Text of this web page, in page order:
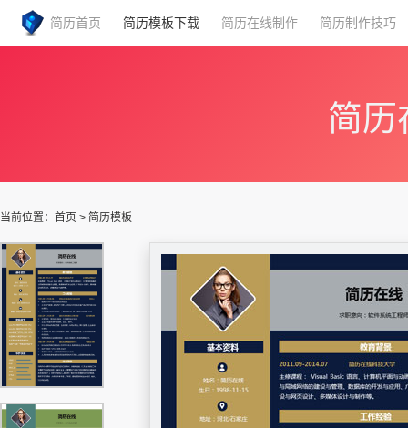
简历首页 简历模板下载 简历在线制作 简历制作技巧
简历
当前位置： 首页 > 简历模板